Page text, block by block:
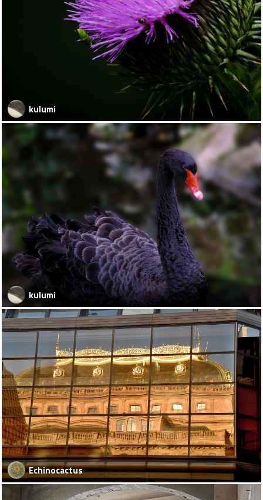
kulumi
kulumi
Echinocactus